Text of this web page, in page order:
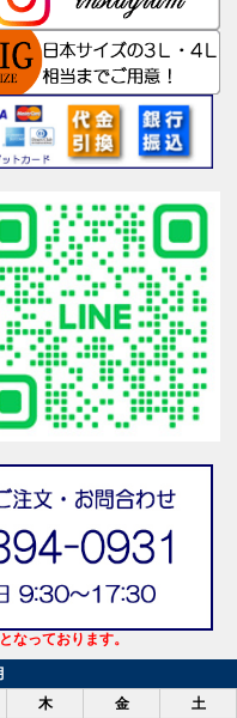
なっております。
木 金
土